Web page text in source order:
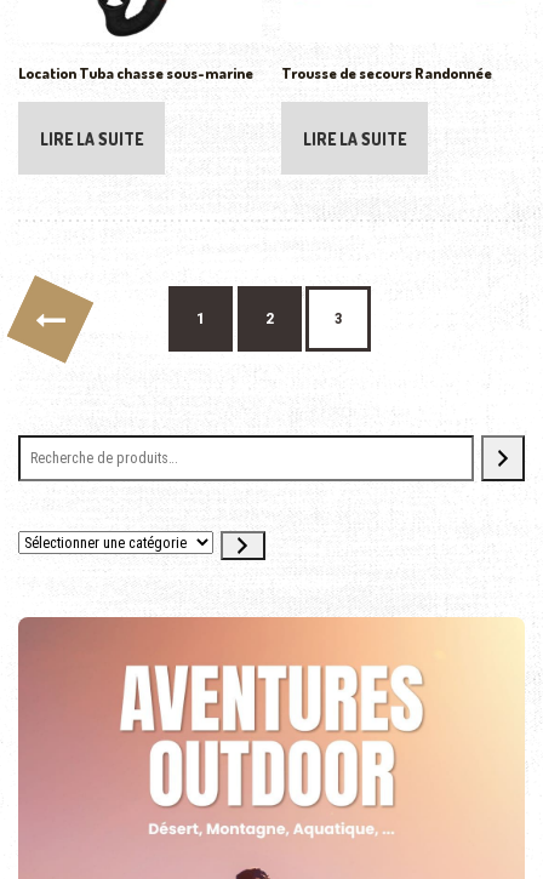
Location Tuba chasse sous-marine
LIRE LA SUITE
Trousse de secours Randonnée
LIRE LA SUITE
← 1 2 3
Sélectionner une catégorie